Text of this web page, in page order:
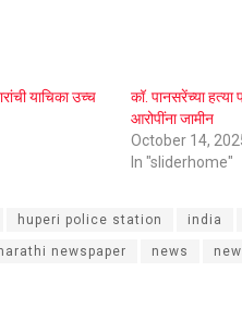
याचिका उच्च
कॉ. पानसरेंच्या
आरोपींना जामीन
October 14,
In "sliderhome"
huperi police station india
newspaper news